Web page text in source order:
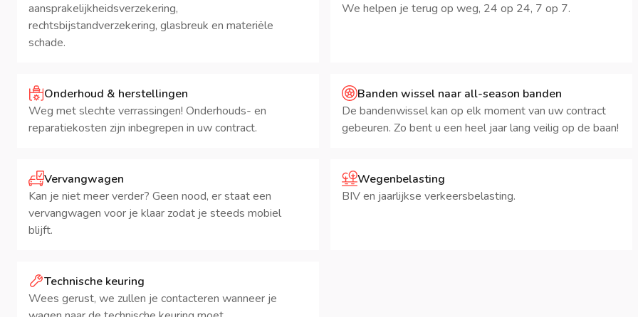
aansprakelijkheidsverzekering,
rechtsbijstandverzekering, glasbreuk en materiële
schade.
We helpen je terug op weg, 24 op 24, 7 op 7.
Onderhoud & herstellingen
Weg met slechte verrassingen! Onderhouds- en
reparatiekosten zijn inbegrepen in uw contract.
Banden wissel naar all-season banden
De bandenwissel kan op elk moment van uw contract
gebeuren. Zo bent u een heel jaar lang veilig op de baan!
Vervangwagen
Kan je niet meer verder? Geen nood, er staat een
vervangwagen voor je klaar zodat je steeds mobiel
blijft.
Wegenbelasting
BIV en jaarlijkse verkeersbelasting.
Technische keuring
Wees gerust, we zullen je contacteren wanneer je